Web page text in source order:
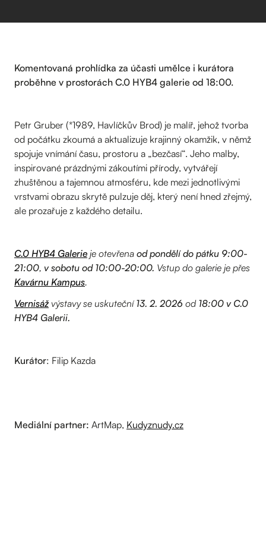
Komentovaná prohlídka za účasti umělce i kurátora
proběhne v prostorách C.0 HYB4 galerie od 18:00.
Petr Gruber (*1989, Havlíčkův Brod) je malíř, jehož tvorba
od počátku zkoumá a aktualizuje krajinný okamžik, v němž
spojuje vnímání času, prostoru a „bezčasí“. Jeho malby,
inspirované prázdnými zákoutími přírody, vytvářejí
zhuštěnou a tajemnou atmosféru, kde mezi jednotlivými
vrstvami obrazu skrytě pulzuje děj, který není hned zřejmý,
ale prozařuje z každého detailu.
C.0 HYB4 Galerie je otevřena od pondělí do pátku 9:00-
21:00, v sobotu od 10:00-20:00. Vstup do galerie je přes
Kavárnu Kampus.
Vernisáž výstavy se uskuteční 13. 2. 2026 od 18:00 v C.0
HYB4 Galerii.
Kurátor: Filip Kazda
Mediální partner: ArtMap, Kudyznudy.cz